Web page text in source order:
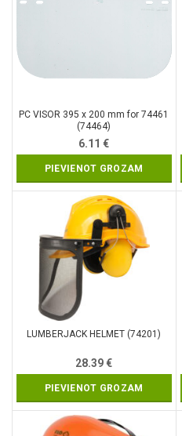
PC VISOR 395 x 200 mm for 74461
(74464)
6.11€
PIEVIENOT GROZAM
LUMBERJACK HELMET (74201)
28.39€
PIEVIENOT GROZAM